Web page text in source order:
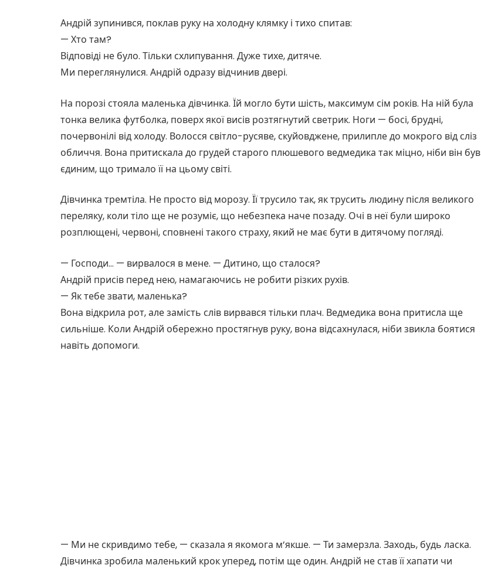
Андрій зупинився, поклав руку на холодну клямку і тихо спитав:
— Хто там?
Відповіді не було. Тільки схлипування. Дуже тихе, дитяче.
Ми переглянулися. Андрій одразу відчинив двері.
На порозі стояла маленька дівчинка. Їй могло бути шість, максимум сім років. На ній була
тонка велика футболка, поверх якої висів розтягнутий светрик. Ноги — босі, брудні,
почервонілі від холоду. Волосся світло-русяве, скуйовджене, прилипле до мокрого від сліз
обличчя. Вона притискала до грудей старого плюшевого ведмедика так міцно, ніби він був
єдиним, що тримало її на цьому світі.
Дівчинка тремтіла. Не просто від морозу. Її трусило так, як трусить людину після великого
переляку, коли тіло ще не розуміє, що небезпека наче позаду. Очі в неї були широко
розплющені, червоні, сповнені такого страху, який не має бути в дитячому погляді.
— Господи… — вирвалося в мене. — Дитино, що сталося?
Андрій присів перед нею, намагаючись не робити різких рухів.
— Як тебе звати, маленька?
Вона відкрила рот, але замість слів вирвався тільки плач. Ведмедика вона притисла ще
сильніше. Коли Андрій обережно простягнув руку, вона відсахнулася, ніби звикла боятися
навіть допомоги.
— Ми не скривдимо тебе, — сказала я якомога м’якше. — Ти замерзла. Заходь, будь ласка.
Дівчинка зробила маленький крок уперед, потім ще один. Андрій не став її хапати чи